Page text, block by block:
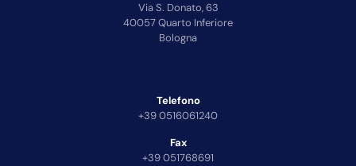
Via S. Donato, 63
40057 Quarto Inferiore
Bologna
Telefono
+39 0516061240
Fax
+39 051768691